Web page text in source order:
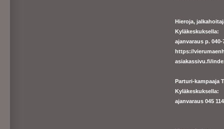
Hieroja,
Kyläkeskuksella:
ajanvaraus p.
https://
asiakassivu.fi/
Parturi-kampaaja
Kyläkeskuksella:
ajanvaraus 045